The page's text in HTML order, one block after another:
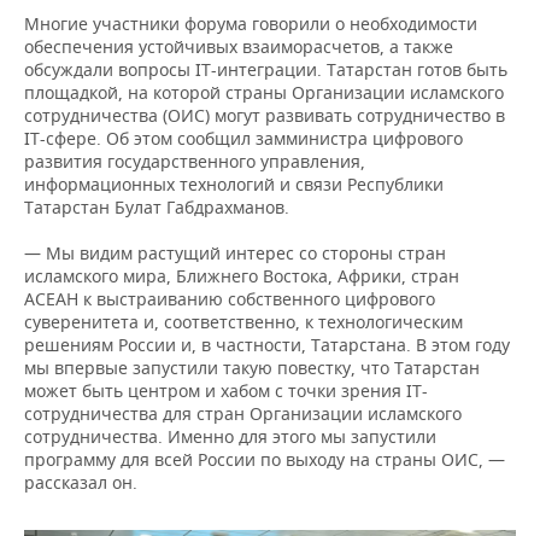
Многие участники форума говорили о необходимости
обеспечения устойчивых взаиморасчетов, а также
обсуждали вопросы IT-интеграции. Татарстан готов быть
площадкой, на которой страны Организации исламского
сотрудничества (ОИС) могут развивать сотрудничество в
IT-сфере. Об этом сообщил замминистра цифрового
развития государственного управления,
информационных технологий и связи Республики
Татарстан Булат Габдрахманов.
— Мы видим растущий интерес со стороны стран
исламского мира, Ближнего Востока, Африки, стран
АСЕАН к выстраиванию собственного цифрового
суверенитета и, соответственно, к технологическим
решениям России и, в частности, Татарстана. В этом году
мы впервые запустили такую повестку, что Татарстан
может быть центром и хабом с точки зрения IT-
сотрудничества для стран Организации исламского
сотрудничества. Именно для этого мы запустили
программу для всей России по выходу на страны ОИС, —
рассказал он.